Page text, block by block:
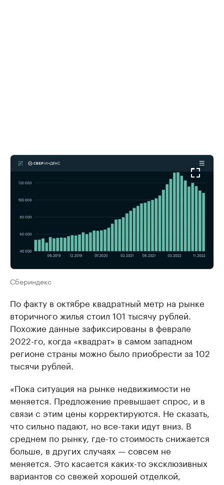
Сбериндекс
По факту в октябре квадратный метр на рынке
вторичного жилья стоил 101 тысячу рублей.
Похожие данные зафиксированы в феврале
2022-го, когда «квадрат» в самом западном
регионе страны можно было приобрести за 102
тысячи рублей.
«Пока ситуация на рынке недвижимости не
меняется. Предложение превышает спрос, и в
связи с этим цены корректируются. Не сказать,
что сильно падают, но все-таки идут вниз. В
среднем по рынку, где-то стоимость снижается
больше, в других случаях — совсем не
меняется. Это касается каких-то эксклюзивных
вариантов со свежей хорошей отделкой,